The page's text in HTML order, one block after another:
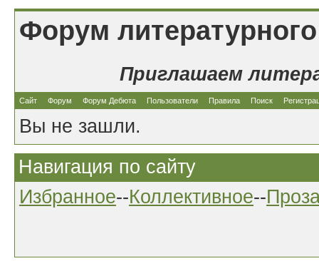
Форум
Приглашаем
Сайт Форум Форум Дебюта Пользователи Правила Поиск
Вы не зашли.
Навигация по сайту
Избранное--Коллективное--